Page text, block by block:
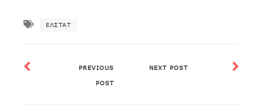
ΕΛΣΤΑΤ
PREVIOUS
POST
NEXT POST